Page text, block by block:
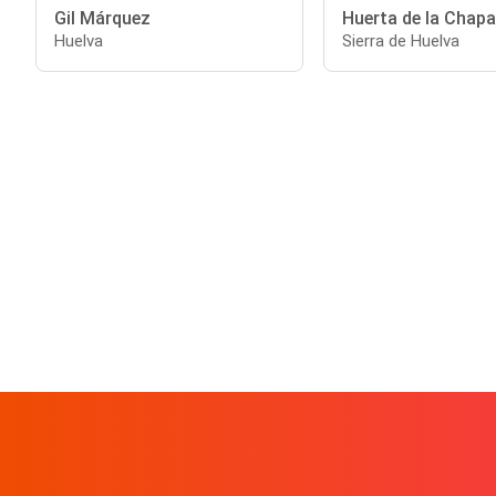
Gil Márquez
Huelva
Huerta de la
Sierra de Huelva